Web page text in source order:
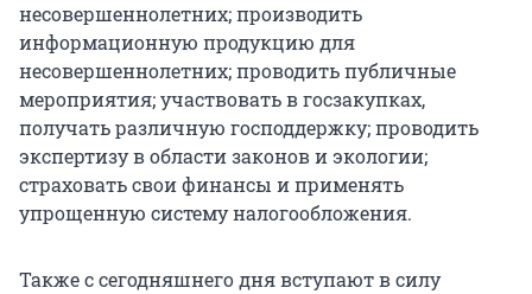
несовершеннолетних; производить
информационную продукцию для
несовершеннолетних; проводить публичные
мероприятия; участвовать в госзакупках,
получать различную господдержку; проводить
экспертизу в области законов и экологии;
страховать свои финансы и применять
упрощенную систему налогообложения.
Также с сегодняшнего дня вступают в силу